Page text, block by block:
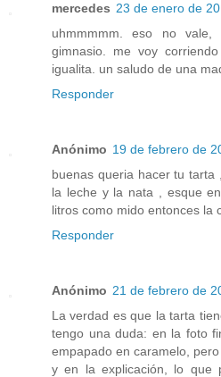
mercedes 23 de enero de
uhmmmmm. eso no
gimnasio. me voy
igualita. un saludo de una
Responder
Anónimo 19 de febrero de
buenas queria hacer tu
la leche y la nata , esque
litros como mido entonces la
Responder
Anónimo 21 de febrero de
La verdad es que la tarta
tengo una duda: en la foto
empapado en caramelo,
y en la explicación, lo que